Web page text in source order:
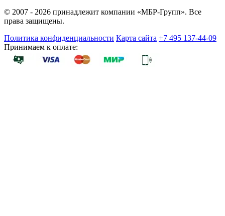
© 2007 - 2026 принадлежит компании «МБР-Групп». Все
права защищены.
Политика конфиденциальности Карта сайта +7 495 137-44-09
Принимаем к оплате: